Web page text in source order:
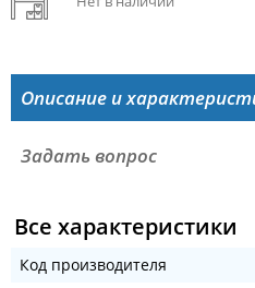
Описание и
Задать вопрос
Все характеристики
Код производителя